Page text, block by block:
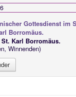
Gottesdienst im
Borromäus.
Karl Borromäus.
Winnenden)